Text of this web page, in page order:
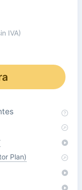
IVA)
Plan)